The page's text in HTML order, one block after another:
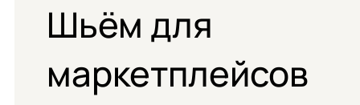
Шьём для
маркетплейсов